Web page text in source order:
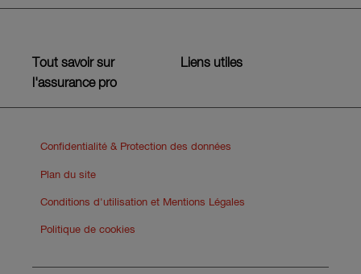
Tout savoir sur
l'assurance pro
Liens utiles
Confidentialité & Protection des données
Plan du site
Conditions d'utilisation et Mentions Légales
Politique de cookies